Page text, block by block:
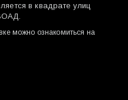
в квадрате улиц
можно ознакомиться на